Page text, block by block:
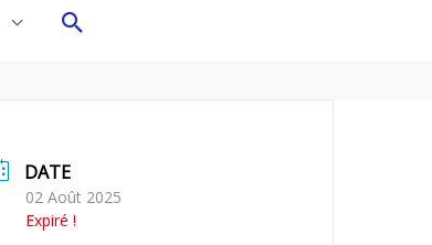
Rechercher
DATE
02 Août 2025
Expiré !